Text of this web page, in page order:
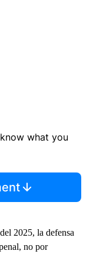
what you
2025, la defensa
no por